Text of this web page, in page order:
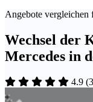
Angebote vergleichen
Wechsel der
Mercedes in
4.9 (